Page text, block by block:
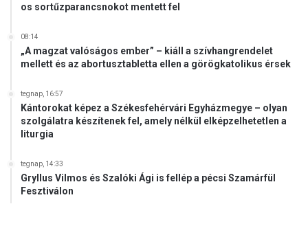
os sortűzparancsnokot mentett fel
08:14
„A magzat valóságos ember” – kiáll a szívhangrendelet
mellett és az abortusztabletta ellen a görögkatolikus érsek
tegnap, 16:57
Kántorokat képez a Székesfehérvári Egyházmegye – olyan
szolgálatra készítenek fel, amely nélkül elképzelhetetlen a
liturgia
tegnap, 14:33
Gryllus Vilmos és Szalóki Ági is fellép a pécsi Szamárfül
Fesztiválon